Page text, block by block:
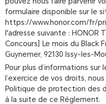
formulaire disponible sur le
https://www.honor.com/fr/
l'adresse suivante : HONOR
Concours] Le mois du Black
Guynemer, 92130 Issy-les-
Pour plus d’informations
l’exercice de vos droits,
Politique de protection des
à la suite de ce Règlement.